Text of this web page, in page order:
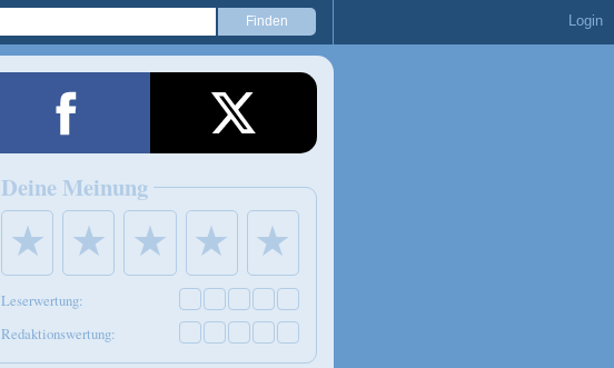
Login
Deine Meinung
★ ★ ★ ★ ★
Leserwertung:
Redaktionswertung: